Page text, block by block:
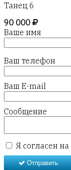
Танец 6
90 000
Ваше имя
Ваш телефон
Ваш E-mail
Сообщение
Я согласен на
Отправить